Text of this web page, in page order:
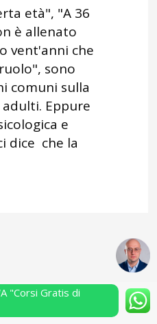
età", "A 36
è allenato
vent'anni che
sono
comuni sulla
Eppure
e
dice che la
S.a.s.
"Corsi Gratis di